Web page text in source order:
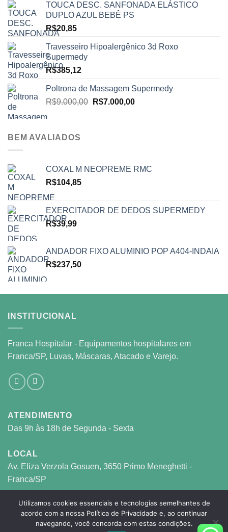
TOUCA DESC. SANFONADA ELÁSTICO
DUPLO AZUL BEBÊ PS
R$20,85
Travesseiro Hipoalergênico 3d Roxo
Supermedy
R$385,12
Poltrona de Massagem Supermedy
R$9.000,00 O
R$7.000,00O
BEM AVALIADOS
COXAL M NEOPREME RMC
R$104,85
EXERCITADOR DE DEDOS SUPERMEDY
R$39,99
ANDADOR FIXO ALUMINIO POP A404-INDAIA
R$237,50
INSTITUCIONAL
Franca Hospitalar - Equipamentos hospitalares em
Franca/SP, Luvas, Máscaras, Atacado e Varejo.
ATENDIMENTO
Das 9h às 18h de Segunda - Sexta
LOCAL
Av. Eliza Verzola Gosuen, 3650 Primo Meneghetti -
Franca/SP
FRANCA HOSPITALAR © 2026 © - CNPJ: 27.117.711/0001-05
- Todos os direitos reservados.
Utilizamos cookies essenciais e tecnologias semelhantes de
acordo com a nossa Política de Privacidade e, ao continuar
navegando, você concorda com estas condições.